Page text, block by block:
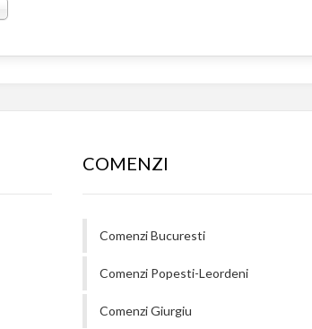
COMENZI
Comenzi Bucuresti
Comenzi Popesti-Leordeni
Comenzi Giurgiu